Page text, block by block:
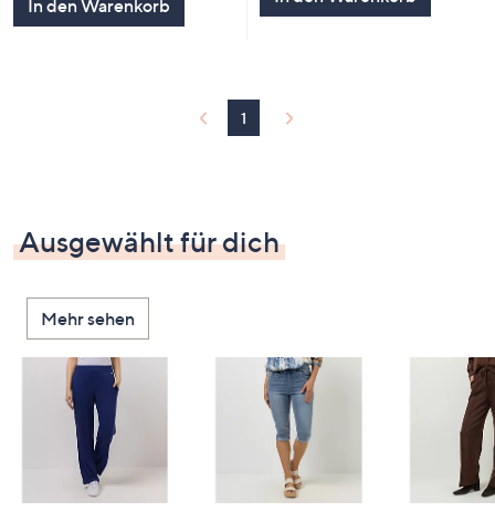
In den Warenkorb
1
Ausgewählt für dich
Mehr sehen